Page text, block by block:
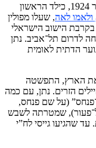
נתן נולד ביום כ”א בתשרי תרפ”ה, 19 באוקטובר 1924, כילד הראשון
ולאמו לאה, שעלו מפולין
בקרבת הישוב הישראלי
לדרום תל־אביב. נתן
הדתית לאומית
את הארץ, התפשטה
הזרים. נתן, עם כמה
(על שם פנחס,
שמטרתה לשבש
שהגיעו גייסי לח”י